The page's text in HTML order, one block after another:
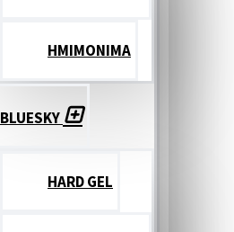
ΗΜΙΜΟΝΙΜΑ
BLUESKY
HARD GEL